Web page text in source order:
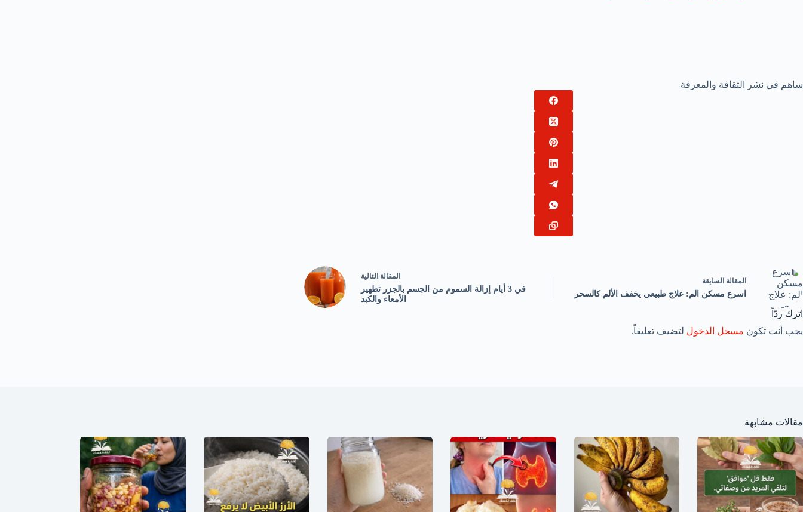
ساهم في نشر الثقافة والمعرفة
المقالة السابقة
اسرع مسكن الم: علاج طبيعي يخفف الألم كالسحر
المقالة التالية
في 3 أيام إزالة السموم من الجسم بالجزر تطهير
الأمعاء والكبد
اترك ردّاً
يجب أنت تكون مسجل الدخول لتضيف تعليقاً.
مقالات مشابهة